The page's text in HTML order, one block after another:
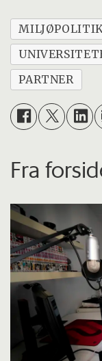
PARTNER
Fra